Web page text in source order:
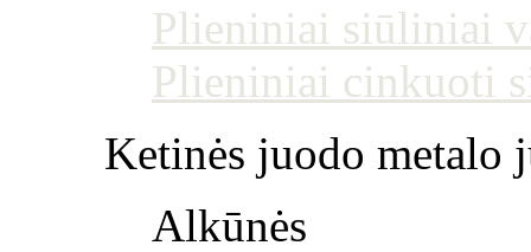
Plieniniai siūliniai
Plieniniai cinkuoti
Ketinės juodo metalo
Alkūnės